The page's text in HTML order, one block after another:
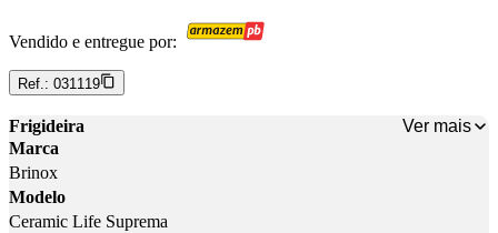
Vendido e entregue por:
Ref.: 031119
Frigideira
Ver mais
Marca
Brinox
Modelo
Ceramic Life Suprema